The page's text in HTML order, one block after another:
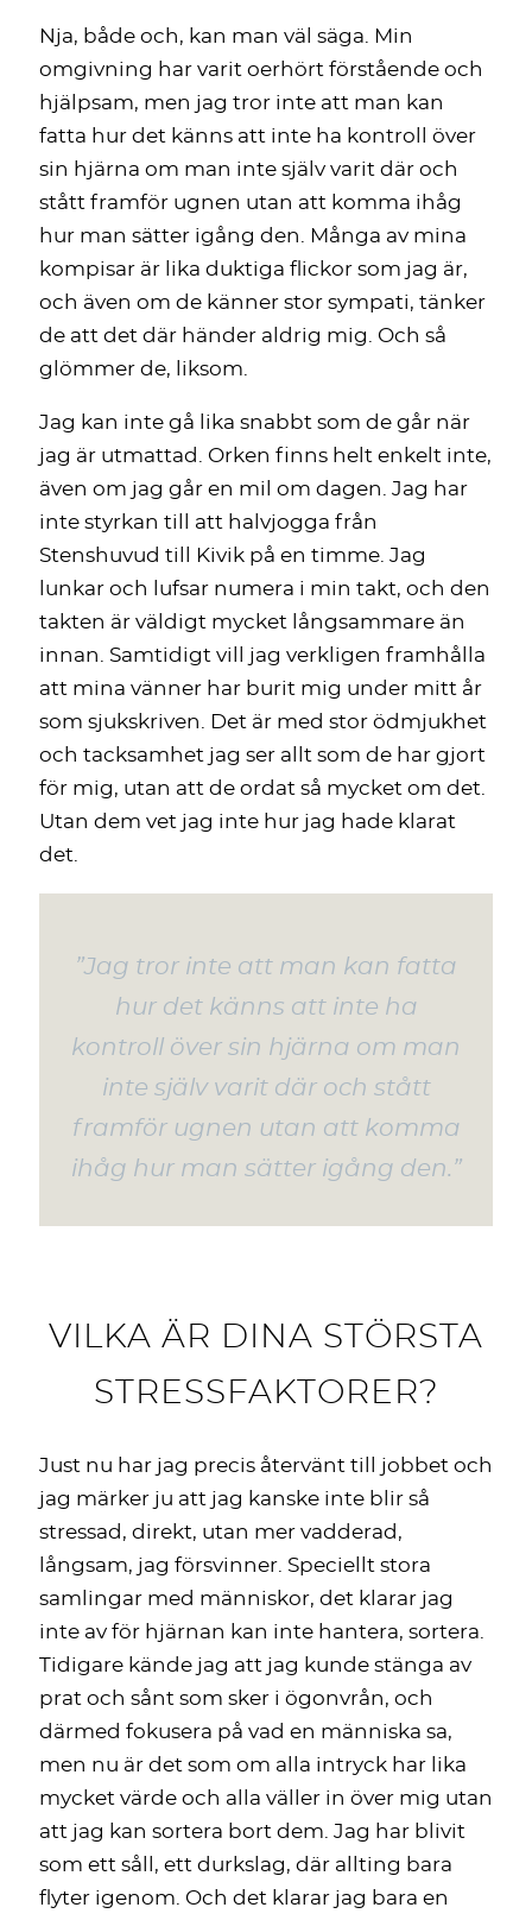
Nja, både och, kan man väl säga. Min
omgivning har varit oerhört förstående och
hjälpsam, men jag tror inte att man kan
fatta hur det känns att inte ha kontroll över
sin hjärna om man inte själv varit där och
stått framför ugnen utan att komma ihåg
hur man sätter igång den. Många av mina
kompisar är lika duktiga flickor som jag är,
och även om de känner stor sympati, tänker
de att det där händer aldrig mig. Och så
glömmer de, liksom.
Jag kan inte gå lika snabbt som de går när
jag är utmattad. Orken finns helt enkelt inte,
även om jag går en mil om dagen. Jag har
inte styrkan till att halvjogga från
Stenshuvud till Kivik på en timme. Jag
lunkar och lufsar numera i min takt, och den
takten är väldigt mycket långsammare än
innan. Samtidigt vill jag verkligen framhålla
att mina vänner har burit mig under mitt år
som sjukskriven. Det är med stor ödmjukhet
och tacksamhet jag ser allt som de har gjort
för mig, utan att de ordat så mycket om det.
Utan dem vet jag inte hur jag hade klarat
det.
”Jag tror inte att man kan fatta
hur det känns att inte ha
kontroll över sin hjärna om man
inte själv varit där och stått
framför ugnen utan att komma
ihåg hur man sätter igång den.”
VILKA ÄR DINA STÖRSTA
STRESSFAKTORER?
Just nu har jag precis återvänt till jobbet och
jag märker ju att jag kanske inte blir så
stressad, direkt, utan mer vadderad,
långsam, jag försvinner. Speciellt stora
samlingar med människor, det klarar jag
inte av för hjärnan kan inte hantera, sortera.
Tidigare kände jag att jag kunde stänga av
prat och sånt som sker i ögonvrån, och
därmed fokusera på vad en människa sa,
men nu är det som om alla intryck har lika
mycket värde och alla väller in över mig utan
att jag kan sortera bort dem. Jag har blivit
som ett såll, ett durkslag, där allting bara
flyter igenom. Och det klarar jag bara en